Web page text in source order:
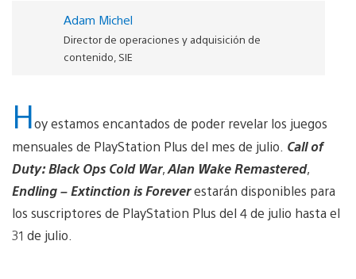
Adam Michel
Director de operaciones y adquisición de
contenido, SIE
Hoy estamos encantados de poder revelar los juegos
mensuales de PlayStation Plus del mes de julio. Call of
Duty: Black Ops Cold War,Alan Wake Remastered,
Endling – Extinction is Foreverestarán disponibles para
los suscriptores de PlayStation Plus del 4 de julio hasta el
31 de julio.